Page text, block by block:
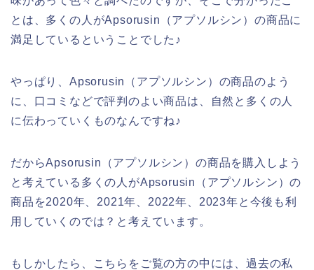
とは、多くの人がApsorusin（アプソルシン）の商品に
満足しているということでした♪
やっぱり、Apsorusin（アプソルシン）の商品のよう
に、口コミなどで評判のよい商品は、自然と多くの人
に伝わっていくものなんですね♪
だからApsorusin（アプソルシン）の商品を購入しよう
と考えている多くの人がApsorusin（アプソルシン）の
商品を2020年、2021年、2022年、2023年と今後も利
用していくのでは？と考えています。
もしかしたら、こちらをご覧の方の中には、過去の私